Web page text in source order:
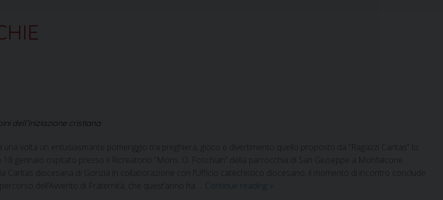
dell’Iniziazione cristiana
una volta un entusiasmante pomeriggio tra preghiera, gioco e divertimento quello proposto da “Ragazzi Caritas” lo
18 gennaio ospitato presso il Ricreatorio “Mons. O. Foschian” della parrocchia di San Giuseppe a Monfalcone.
Caritas diocesana di Gorizia in collaborazione con l’Ufficio catechistico diocesano, il momento di incontro conclude
dell’Avvento di Fraternità, che quest’anno ha … Continue reading »